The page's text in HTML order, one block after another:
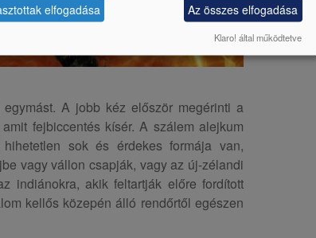
A jobb kéz először megérinti a
fejbiccentés kísér. A szálem alejkum
sok és érdekes formája van,
vagy vállon csapják, vagy az új-zélandi
indiánokra, akik feltartják előre fordított
kellős közepén álló rendőrtől egészen
elfogadása Az összes elfogadása
Klaro! által működtetve